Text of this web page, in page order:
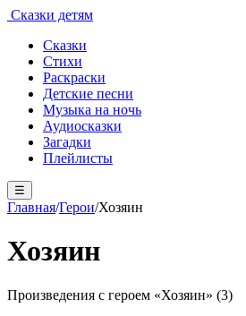
Сказки детям
Сказки
Стихи
Раскраски
Детские песни
Музыка на ночь
Аудиосказки
Загадки
Плейлисты
☰
Главная/Герои/Хозяин
Хозяин
Произведения с героем «Хозяин» (3)